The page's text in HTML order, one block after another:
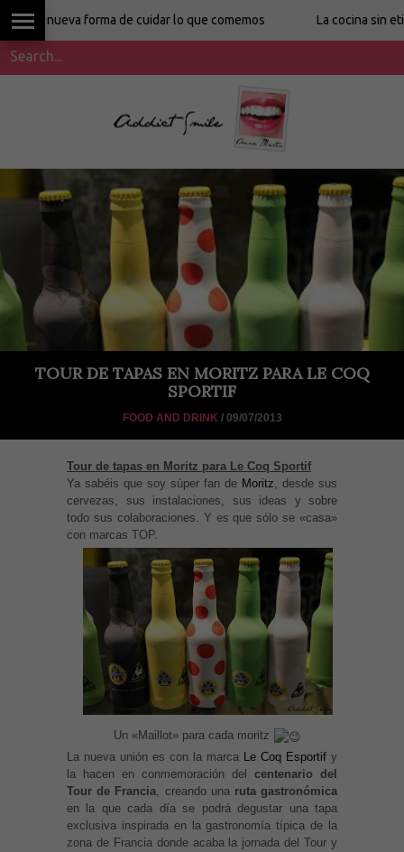
forma de cuidar lo que comemos La cocina sin etiquetas
TOUR DE TAPAS EN MORITZ PARA LE COQ
SPORTIF
FOOD AND DRINK / 09/07/2013
Tour de tapas en Moritz para Le Coq Sportif
Ya sabéis que soy súper fan de Moritz, desde sus
cervezas, sus instalaciones, sus ideas y sobre
todo sus colaboraciones. Y es que sólo se «casa»
con marcas TOP.
Un «Maillot» para cada moritz
La nueva unión es con la marca Le Coq Esportif y
la hacen en conmemoración del centenario del
Tour de Francia, creando una ruta gastronómica
en la que cada día se podrá degustar una tapa
exclusiva inspirada en la gastronomía típica de la
zona de Francia donde acaba la jornada del Tour y